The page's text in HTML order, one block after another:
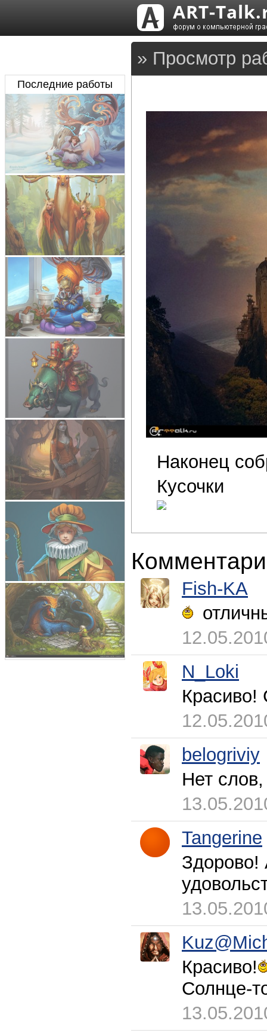
» Просмотр
Наконец
Кусочки
Fish-KA
N_Loki
Красиво!
belogriviy
Нет
Tangerine
Здорово!
Красиво!
Солнце-
Последние работы